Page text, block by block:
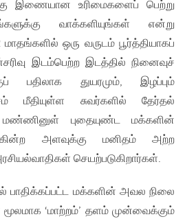
இணையான உரிமைகளைப் பெற்று
வாக்களியுங்கள் என்று
ஒரு வருடம் பூர்த்தியாகப்
இடம்பெற்ற இடத்தில் நினைவுச்
பதிலாக துயரமும், இழப்பும்
மீதியுள்ள சுவர்களில் தேர்தல்
மண்ணினுள் புதையுண்ட மக்களின்
அளவுக்கு மனிதம் அற்ற
செயற்படுகிறார்கள்.
பாதிக்கப்பட்ட மக்களின் அவல நிலை
மூலமாக ‘மாற்றம்’ தளம் முன்வைக்கும்